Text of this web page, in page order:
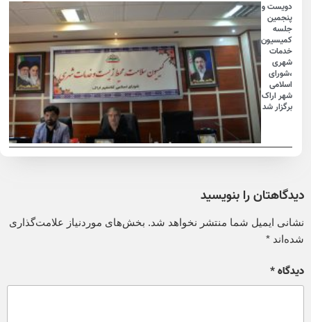
دویست و
پنجمین
جلسه
کمیسیون
خدمات
شهری
،شورای
اسلامی
شهر اراک
برگزار شد
دیدگاهتان را بنویسید
نشانی ایمیل شما منتشر نخواهد شد. بخش‌های موردنیاز علامت‌گذاری
شده‌اند*
دیدگاه*